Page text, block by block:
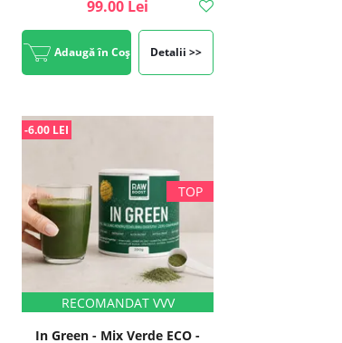
99.00 Lei
Adaugă în Coș Detalii >>
In Green - Mix Verde ECO -
-6.00 LEI